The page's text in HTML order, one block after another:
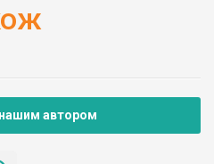
автором